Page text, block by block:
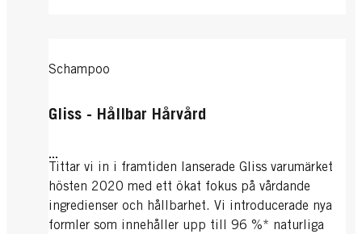
Schampoo
Gliss - Hållbar Hårvård
...
Tittar vi in i framtiden lanserade Gliss varumärket
hösten 2020 med ett ökat fokus på vårdande
ingredienser och hållbarhet. Vi introducerade nya
formler som innehåller upp till 96 %* naturliga